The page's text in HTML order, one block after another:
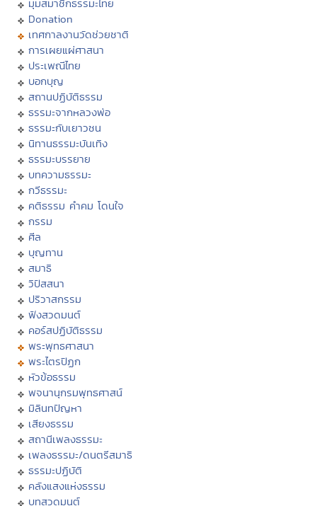
มุมสมาชิกธรรมะไทย
Donation
เทศกาลงานวัดช่วยชาติ
การเผยแผ่ศาสนา
ประเพณีไทย
บอกบุญ
สถานปฏิบัติธรรม
ธรรมะจากหลวงพ่อ
ธรรมะกับเยาวชน
นิทานธรรมะบันเทิง
ธรรมะบรรยาย
บทความธรรมะ
กวีธรรมะ
คติธรรม คำคม โดนใจ
กรรม
ศีล
บุญทาน
สมาธิ
วิปัสสนา
ปริวาสกรรม
ฟังสวดมนต์
คอร์สปฏิบัติธรรม
พระพุทธศาสนา
พระไตรปิฏก
หัวข้อธรรม
พจนานุกรมพุทธศาสน์
มิลินทปัญหา
เสียงธรรม
สถานีเพลงธรรมะ
เพลงธรรมะ/ดนตรีสมาธิ
ธรรมะปฏิบัติ
คลังแสงแห่งธรรม
บทสวดมนต์